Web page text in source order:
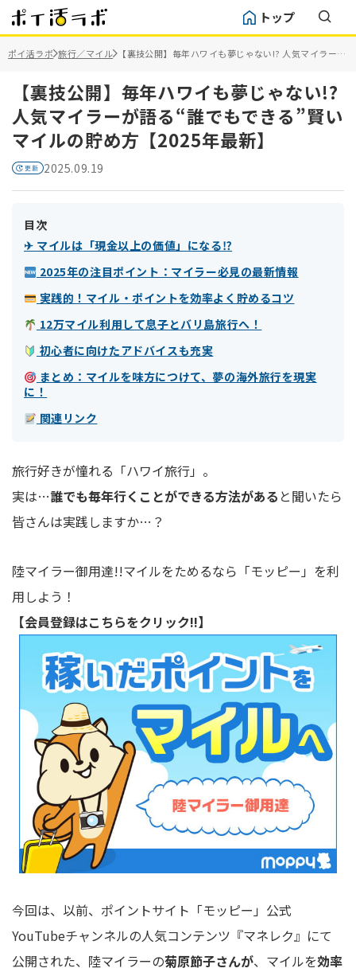
トップ
ポイ活ラボ 旅行／マイル 【裏技公開】毎年ハワイも夢じゃない!? 人気マイラーが
語る“誰でもできる”賢いマイルの貯め方【2025年最
【裏技公開】毎年ハワイも夢じゃない!?
人気マイラーが語る“誰でもできる”賢い
マイルの貯め方【2025年最新】
2025.09.19
目次
✈ マイルは「現金以上の価値」になる⁉
2025年の注目ポイント：マイラー必見の最新情報
実践的！マイル・ポイントを効率よく貯めるコツ
12万マイル利用して息子とバリ島旅行へ！
初心者に向けたアドバイスも充実
まとめ：マイルを味方につけて、夢の海外旅行を現実
に！
関連リンク
旅行好きが憧れる「ハワイ旅行」。
実は…誰でも毎年行くことができる方法がある と聞いたら
皆さんは実践しますか…？
陸マイラー御用達!!マイルをためるなら「モッピー」を利
用しよう！
【会員登録はこちらをクリック!!】
今回は、以前、ポイントサイト「モッピー」公式
YouTubeチャンネルの人気コンテンツ『マネレク』にて
公開された、陸マイラーの菊原節子さんが、マイルを効率